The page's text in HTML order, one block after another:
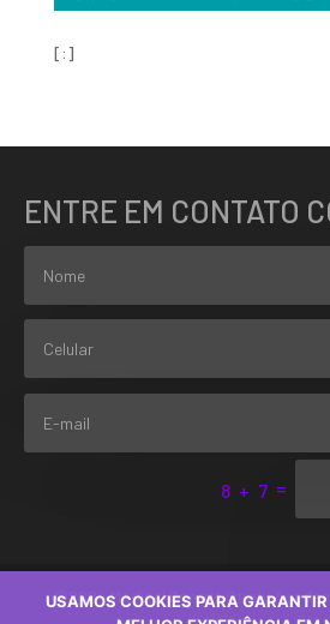
[:]
ENTRE EM CONTATO
8 + 7 =
©2024 Medical Boards Study
USAMOS COOKIES PARA GARANTIR